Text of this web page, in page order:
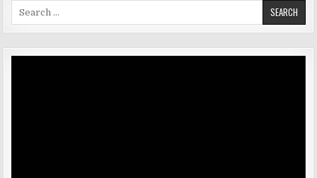
Search for: